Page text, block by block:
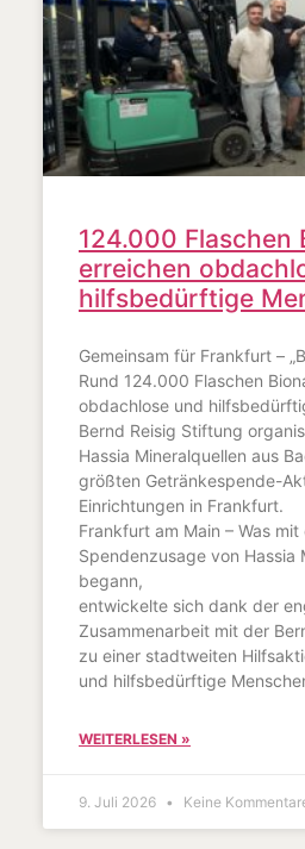
124.000 Flaschen
erreichen
hilfsbedürftige
Gemeinsam für Frankfurt –
Rund 124.000 Flaschen
obdachlose und
Bernd Reisig Stiftung
Hassia Mineralquellen aus
größten Getränkespende-
Einrichtungen in Frankfurt.
Frankfurt am Main – Was
Spendenzusage von Hassia
begann,
entwickelte sich dank der
Zusammenarbeit mit der
zu einer stadtweiten
und hilfsbedürftige
WEITERLESEN »
9. Juli 2026 Keine